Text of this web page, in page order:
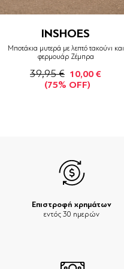
INSHOES
Μποτάκια μυτερά με λεπτό τακούνι και
φερμουάρ Ζέμπρα
39,95 € 10,00 €
(75% OFF)
Επιστροφή χρημάτων
εντός 30 ημερών